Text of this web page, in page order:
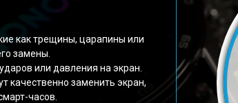
как трещины, царапины или
замены.
или давления на экран.
качественно заменить экран,
часов.